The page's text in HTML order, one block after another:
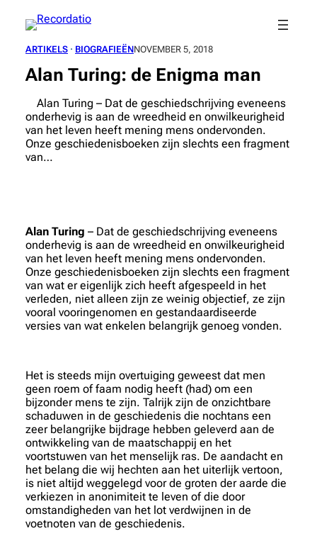
naar
inhoudARTIKELS · BIOGRAFIEËNNOVEMBER 5, 2018
Alan Turing: de Enigma man
Alan Turing – Dat de geschiedschrijving eveneens
onderhevig is aan de wreedheid en onwilkeurigheid
van het leven heeft mening mens ondervonden.
Onze geschiedenisboeken zijn slechts een fragment
van…
Alan Turing – Dat de geschiedschrijving eveneens
onderhevig is aan de wreedheid en onwilkeurigheid
van het leven heeft mening mens ondervonden.
Onze geschiedenisboeken zijn slechts een fragment
van wat er eigenlijk zich heeft afgespeeld in het
verleden, niet alleen zijn ze weinig objectief, ze zijn
vooral vooringenomen en gestandaardiseerde
versies van wat enkelen belangrijk genoeg vonden.
Het is steeds mijn overtuiging geweest dat men
geen roem of faam nodig heeft (had) om een
bijzonder mens te zijn. Talrijk zijn de onzichtbare
schaduwen in de geschiedenis die nochtans een
zeer belangrijke bijdrage hebben geleverd aan de
ontwikkeling van de maatschappij en het
voortstuwen van het menselijk ras. De aandacht en
het belang die wij hechten aan het uiterlijk vertoon,
is niet altijd weggelegd voor de groten der aarde die
verkiezen in anonimiteit te leven of die door
omstandigheden van het lot verdwijnen in de
voetnoten van de geschiedenis.